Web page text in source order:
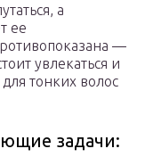
а
ее
—
увлекаться и
тонких волос
задачи: